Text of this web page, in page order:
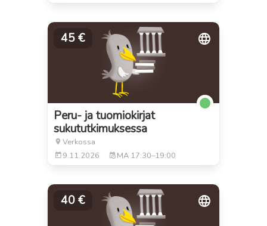
45 €
Peru- ja tuomiokirjat
sukututkimuksessa
Verkossa
9.11.2026
MA 17:30–19:00
40 €